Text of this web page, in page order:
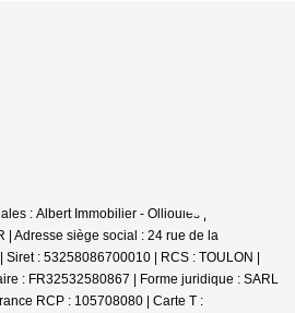
: Albert Immobilier - Ollioules | Raison
| Adresse siège social : 24 rue de la
: 53258086700010 | RCS : TOULON |
: FR32532580867 | Forme juridique : SARL
RCP : 105708080 | Carte T :